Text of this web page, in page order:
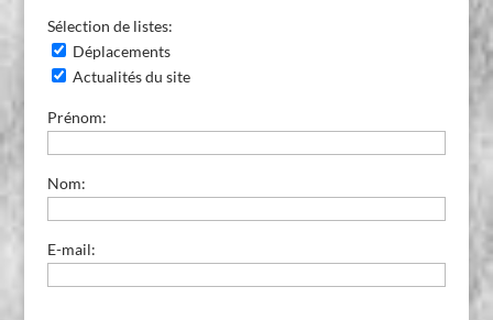
Sélection de listes:
Déplacements
Actualités du site
Prénom:
Nom:
E-mail: